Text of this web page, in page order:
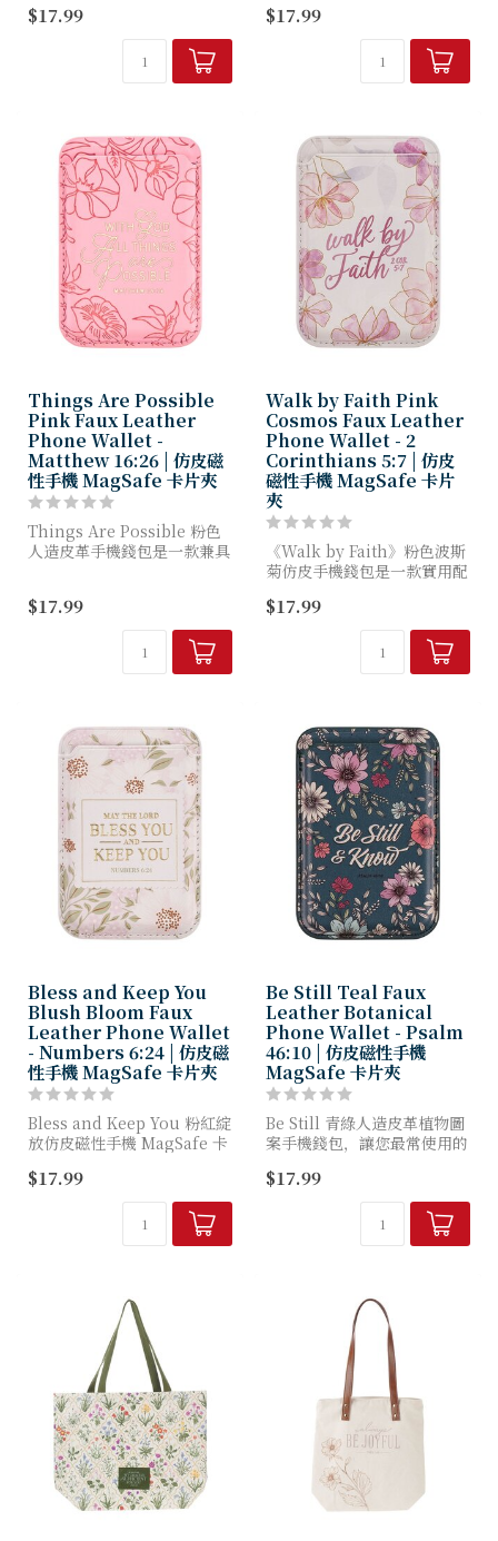
這款男士黑色手機錢包採用優
質人造皮革製成，呈現義大利
皮革的質感與觸...
$17.99
出勇氣與信念的堅定呼喚。這
款將信仰與實用性完美融合的
配件，將激勵他在每次取用手
$17.99
Things Are Possible
Pink Faux Leather
Phone Wallet -
Matthew 16:26 | 仿皮磁
性手機 MagSafe 卡片夾
Things Are Possible 粉色
人造皮革手機錢包是一款兼具
點滴。
這款粉色人造皮革手機錢包...
$17.99
Walk by Faith Pink
Cosmos Faux Leather
Phone Wallet - 2
Corinthians 5:7 | 仿皮
磁性手機 MagSafe 卡片
夾
《Walk by Faith》粉色波斯
菊仿皮手機錢包是一款實用配
柔美風姿，提醒我們每日信靠
錢包外層以柔軟白色仿皮包
$17.99
Bless and Keep You
Blush Bloom Faux
Leather Phone Wallet
- Numbers 6:24 | 仿皮磁
性手機 MagSafe 卡片夾
Bless and Keep You 粉紅綻
放仿皮磁性手機 MagSafe 卡
性與聖經中永恆的祝福相結
粉紅人造皮革外層飾以...
$17.99
Be Still Teal Faux
Leather Botanical
Phone Wallet - Psalm
46:10 | 仿皮磁性手機
MagSafe 卡片夾
Be Still 青綠人造皮革植物圖
案手機錢包，讓您最常使用的
負擔、心境更安寧，更在繁忙
日常中提醒您放慢腳步、信靠
$17.99